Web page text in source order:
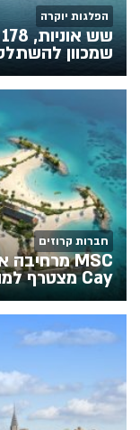
הפלגות יוקרה
שמכוון להשתלט
חברות קרוזים
Cay מצטרף למהפכת הנופש בבהאמה